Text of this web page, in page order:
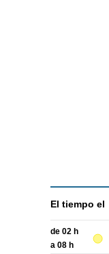
El tiempo el
de 02 h
a 08 h